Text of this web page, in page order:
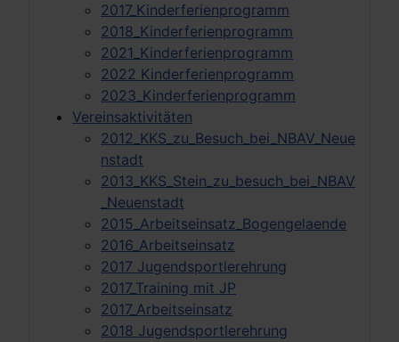
2017_Kinderferienprogramm
2018_Kinderferienprogramm
2021_Kinderferienprogramm
2022 Kinderferienprogramm
2023_Kinderferienprogramm
Vereinsaktivitäten
2012_KKS_zu_Besuch_bei_NBAV_Neue
nstadt
2013_KKS_Stein_zu_besuch_bei_NBAV
_Neuenstadt
2015_Arbeitseinsatz_Bogengelaende
2016_Arbeitseinsatz
2017 Jugendsportlerehrung
2017_Training mit JP
2017_Arbeitseinsatz
2018 Jugendsportlerehrung